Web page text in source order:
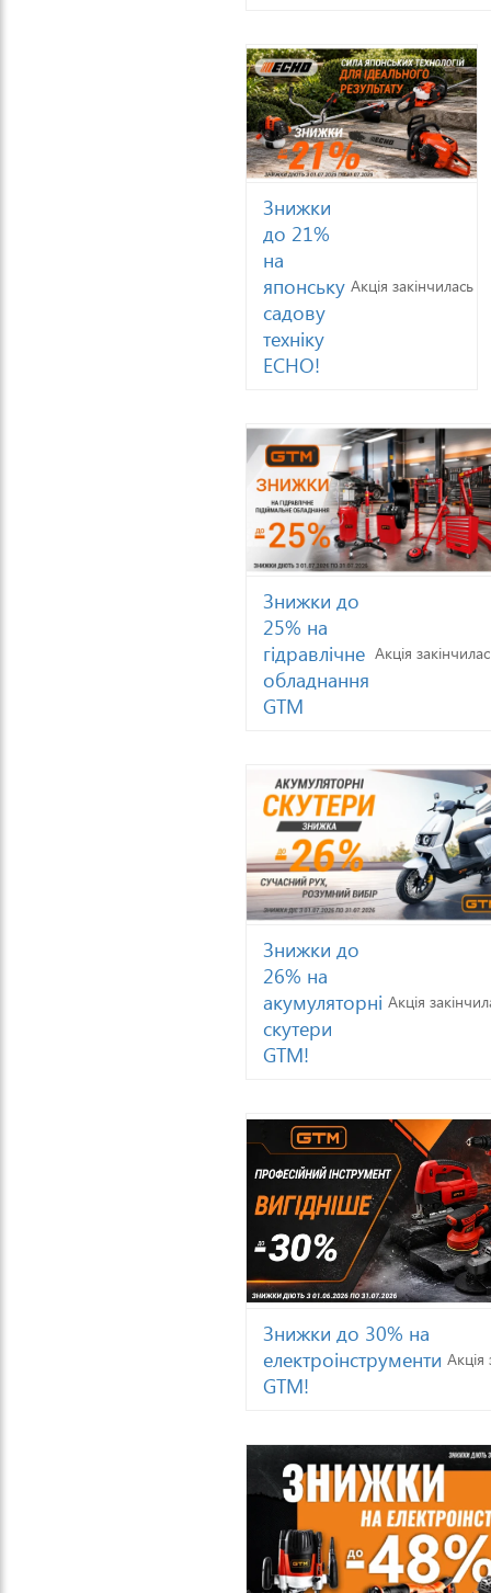
Знижки
до 21%
на
японську
садову
техніку
ECHO!
Акція закінчилась
Знижки до
25% на
гідравлічне
обладнання
GTM
Акція
Знижки до
26% на
акумуляторні
скутери
GTM!
Акція
Знижки до 30% на
електроінструменти
GTM!
Акція